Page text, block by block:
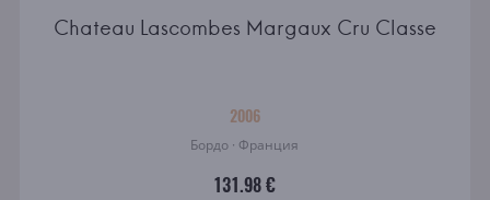
Chateau Lascombes Margaux Cru Classe
2006
Бордо · Франция
131.98 €